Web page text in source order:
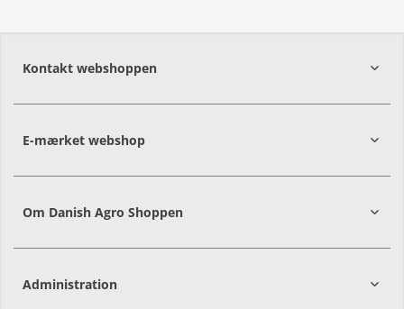
Kontakt webshoppen
E-mærket webshop
Om Danish Agro Shoppen
Administration